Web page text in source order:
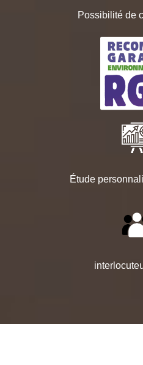
Possibilité de
Étude